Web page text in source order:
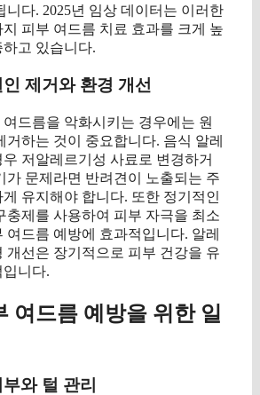
니다. 2025년 임상 데이터는 이러한
피부 여드름 치료 효과를 크게 높
고 있습니다.
제거와 환경 개선
드름을 악화시키는 경우에는 원
거하는 것이 중요합니다. 음식 알레
저알레르기성 사료로 변경하거
가 문제라면 반려견이 노출되는 주
유지해야 합니다. 또한 정기적인
충제를 사용하여 피부 자극을 최소
여드름 예방에 효과적입니다. 알레
개선은 장기적으로 피부 건강을 유
니다.
여드름 예방을 위한 일
와 털 관리